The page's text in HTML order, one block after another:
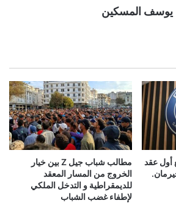
يوسف المسكين
أول عقد
مطالب شباب جيل Z بين خيار
الخروج من المسار المعقد
للديمقراطية و التدخل الملكي
لإطفاء غضب الشباب